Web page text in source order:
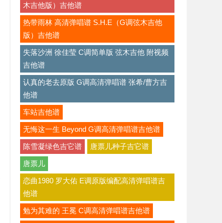
木吉他版）吉他谱
热带雨林 高清弹唱谱 S.H.E（G调弦木吉他
版）吉他谱
失落沙洲 徐佳莹 C调简单版 弦木吉他 附视频
吉他谱
认真的老去原版 G调高清弹唱谱 张希/曹方吉
他谱
车站吉他谱
无悔这一生 Beyond G调高清弹唱谱吉他谱
陈雪凝绿色吉它谱 唐票儿种子吉它谱
唐票儿
恋曲1980 罗大佑 E调原版编配高清弹唱谱吉
他谱
勉为其难的 王冕 C调高清弹唱谱吉他谱